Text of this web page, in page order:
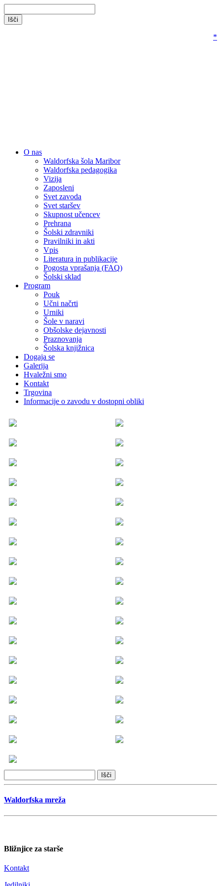
*
O nas
Waldorfska šola Maribor
Waldorfska pedagogika
Vizija
Zaposleni
Svet zavoda
Svet staršev
Skupnost učencev
Prehrana
Šolski zdravniki
Pravilniki in akti
Vpis
Literatura in publikacije
Pogosta vprašanja (FAQ)
Šolski sklad
Program
Pouk
Učni načrti
Urniki
Šole v naravi
Obšolske dejavnosti
Praznovanja
Šolska knjižnica
Dogaja se
Galerija
Hvaležni smo
Kontakt
Trgovina
Informacije o zavodu v dostopni obliki
Waldorfska mreža
Bližnjice za starše
Kontakt